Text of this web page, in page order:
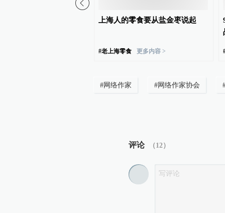
上海人的零食要从盐金枣说起
#老上海零食 更多内容 >
#网络作家 #网络作家协会
评论 （12）